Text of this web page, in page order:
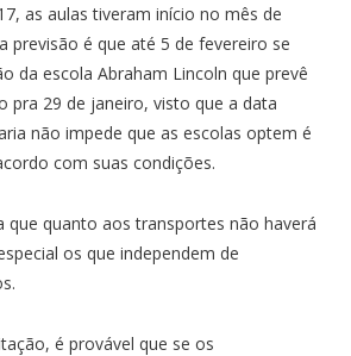
as aulas tiveram início no mês de
previsão é que até 5 de fevereiro se
da escola Abraham Lincoln que prevê
pra 29 de janeiro, visto que a data
não impede que as escolas optem é
com suas condições.
que quanto aos transportes não haverá
os que independem de
é provável que se os